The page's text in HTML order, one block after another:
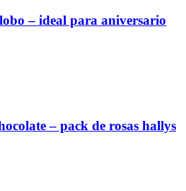
– ideal para aniversario
– pack de rosas hallys